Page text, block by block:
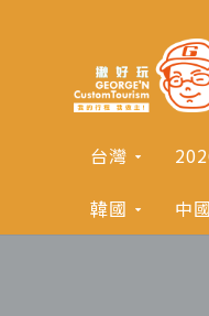
台灣
韓國
中國